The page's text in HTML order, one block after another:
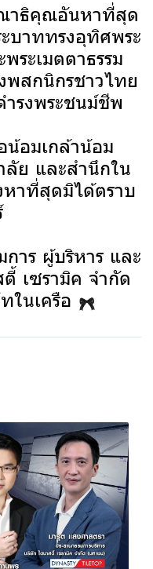
าธิคุณอันหาที่สุด
บาททรงอุทิศพระ
ระเมตตาธรรม
พสกนิกรชาวไทย
ำรงพระชนม์ชีพ
น้อมเกล้าน้อม
ลัย และสำนึกใน
าที่สุดมิได้ตราบ
าร ผู้บริหาร และ
เซรามิค จำกัด
ในเครือ